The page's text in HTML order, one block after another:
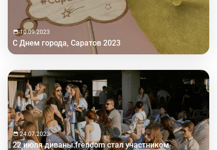
10.09.2023
С Днем города, Саратов 2023
24.07.2023
22 июля диваны.frendom стал участником